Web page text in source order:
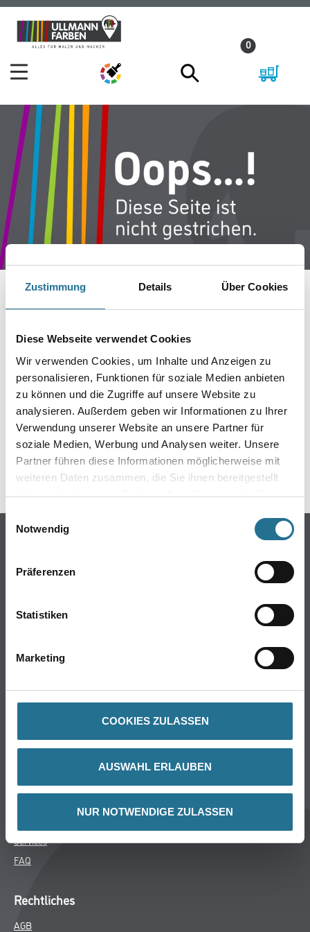
Zustimmung Details Über Cookies
Diese Webseite verwendet Cookies
Wir verwenden Cookies, um Inhalte und Anzeigen zu
personalisieren, Funktionen für soziale Medien anbieten
zu können und die Zugriffe auf unsere Website zu
analysieren. Außerdem geben wir Informationen zu Ihrer
Verwendung unserer Website an unsere Partner für
soziale Medien, Werbung und Analysen weiter. Unsere
Partner führen diese Informationen möglicherweise mit
weiteren Daten zusammen, die Sie ihnen bereitgestellt
haben oder die sie im Rahmen Ihrer Nutzung der Dienste
Einwilligungsauswahl
Notwendig
Präferenzen
Statistiken
Marketing
COOKIES ZULASSEN
AUSWAHL ERLAUBEN
NUR NOTWENDIGE ZULASSEN
Zum
Inhalt
Zum
Navigationsmenü
0
IST AUFGETRETEN
Keine Sorge, wir pinseln schon an der Lösung und
werden das Problem so schnell wie möglich beheben.
Erkunden Sie in der Zwischenzeit unseren Online-Shop
und lassen Sie sich inspirieren.
ZURÜCK ZUM ONLINE-SHOP
Online-Shop
Putze- und Spachtelmassen
Wand- & Deckenbeläge
Über uns
MPlus
Services
FAQ
Rechtliches
AGB